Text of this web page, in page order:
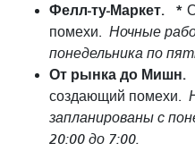
Фелл-ту-Маркет. *
помехи. Ночные
понедельника по
От рынка до Мишн.
создающий помехи.
запланированы с
20:00 до 7:00.